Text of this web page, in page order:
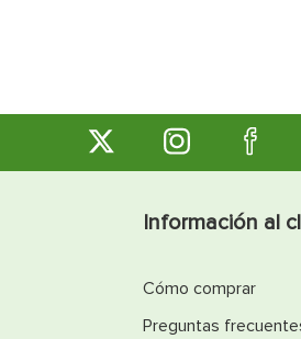
Información al
Cómo comprar
Preguntas